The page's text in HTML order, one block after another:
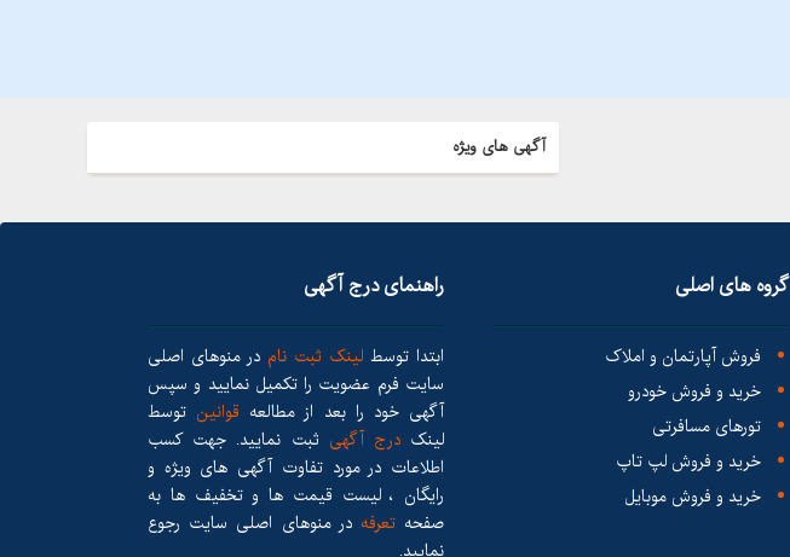
آگهی های ویژه
گروه های اصلی
فروش آپارتمان و املاک
خرید و فروش خودرو
تورهای مسافرتی
خرید و فروش لپ تاپ
خرید و فروش موبایل
راهنمای درج آگهی
ابتدا توسط لینک ثبت نام در منوهای اصلی
سایت فرم عضویت را تکمیل نمایید و سپس
آگهی خود را بعد از مطالعه قوانین توسط
لینکدرج آگهی ثبت نمایید. جهت کسب
اطلاعات در مورد تفاوت آگهی های ویژه و
رایگان ، لیست قیمت ها و تخفیف ها به
صفحه تعرفهدر منوهای اصلی سایت رجوع
نمایید.